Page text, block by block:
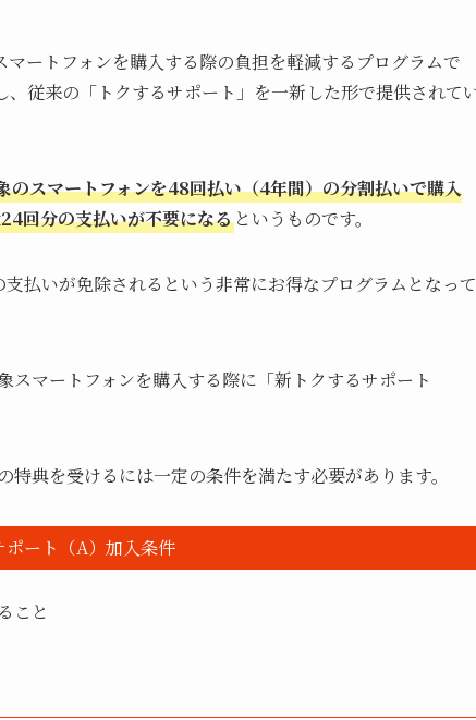
ートフォンを購入する際の負担を軽減するプログラムで
従来の「トクするサポート」を一新した形で提供されて
スマートフォンを48回払い（4年間）の分割払いで購入
回分の支払いが不要になる というものです。
払いが免除されるという非常にお得なプログラムとなって
マートフォンを購入する際に「新トクするサポート
典を受けるには一定の条件を満たす必要があります。
ート（A）加入条件
こと